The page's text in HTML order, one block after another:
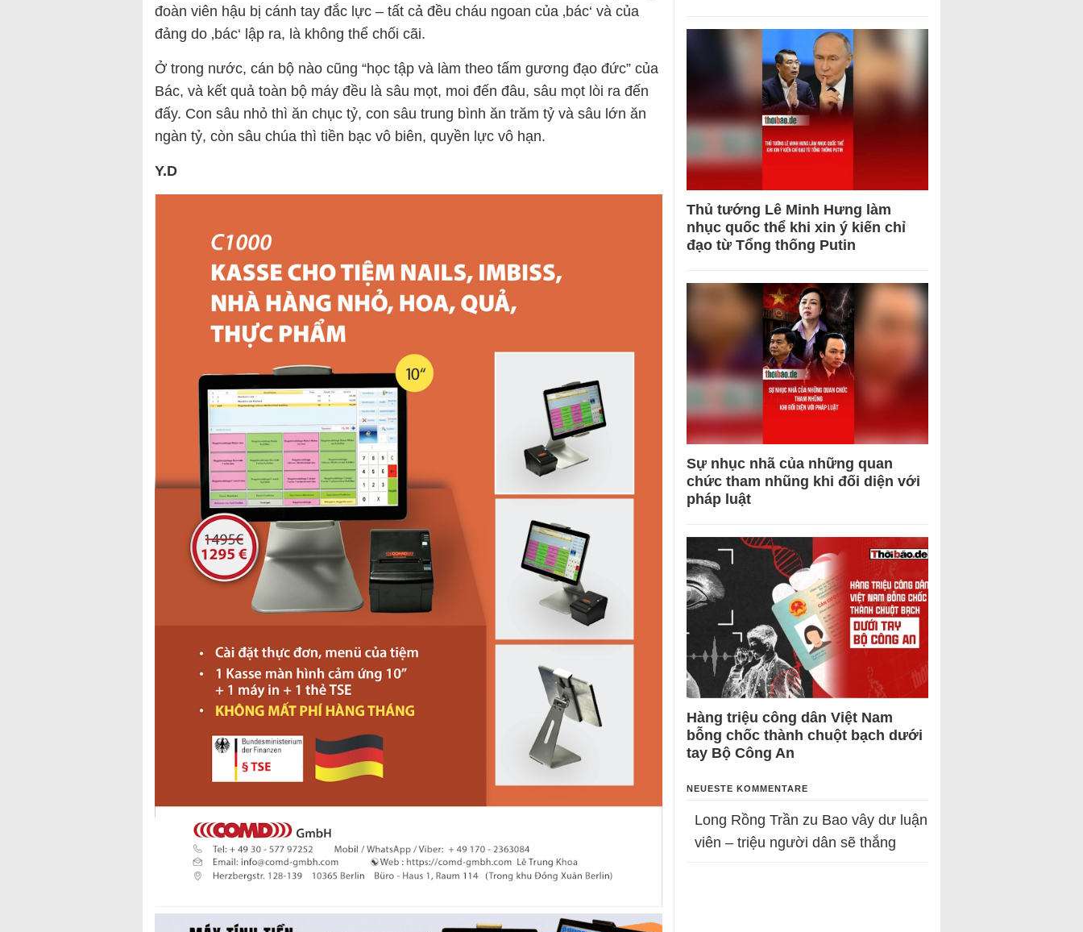
đoàn viên hậu bị cánh tay đắc lực – tất cả đều cháu ngoan của ‚bác‘ và của
đảng do ‚bác‘ lập ra, là không thể chối cãi.
Ở trong nước, cán bộ nào cũng “học tập và làm theo tấm gương đạo đức” của
Bác, và kết quả toàn bộ máy đều là sâu mọt, moi đến đâu, sâu mọt lòi ra đến
đấy. Con sâu nhỏ thì ăn chục tỷ, con sâu trung bình ăn trăm tỷ và sâu lớn ăn
ngàn tỷ, còn sâu chúa thì tiền bạc vô biên, quyền lực vô hạn.
Y.D
Thủ tướng Lê Minh Hưng làm
nhục quốc thể khi xin ý kiến chỉ
đạo từ Tổng thống Putin
Sự nhục nhã của những quan
chức tham nhũng khi đối diện với
pháp luật
Hàng triệu công dân Việt Nam
bỗng chốc thành chuột bạch dưới
tay Bộ Công An
NEUESTE KOMMENTARE
Long Rồng Trần zu Bao vây dư luận
viên – triệu người dân sẽ thắng